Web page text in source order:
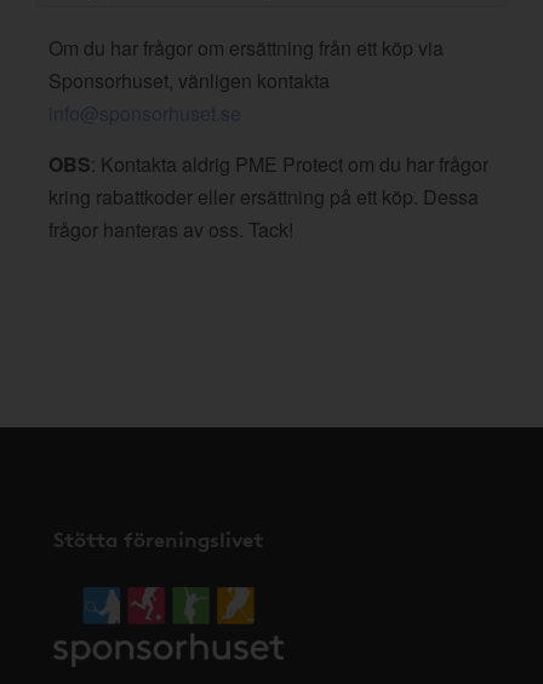
Om du har frågor om ersättning från ett köp via
Sponsorhuset, vänligen kontakta
info@sponsorhuset.se
OBS: Kontakta aldrig PME Protect om du har frågor
kring rabattkoder eller ersättning på ett köp. Dessa
frågor hanteras av oss. Tack!
Stötta föreningslivet